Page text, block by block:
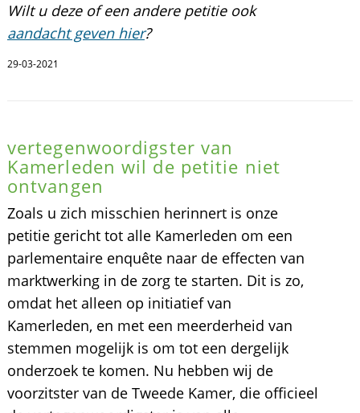
Wilt u deze of een andere petitie ook
aandacht geven hier?
29-03-2021
vertegenwoordigster van
Kamerleden wil de petitie niet
ontvangen
Zoals u zich misschien herinnert is onze
petitie gericht tot alle Kamerleden om een
parlementaire enquête naar de effecten van
marktwerking in de zorg te starten. Dit is zo,
omdat het alleen op initiatief van
Kamerleden, en met een meerderheid van
stemmen mogelijk is om tot een dergelijk
onderzoek te komen. Nu hebben wij de
voorzitster van de Tweede Kamer, die officieel